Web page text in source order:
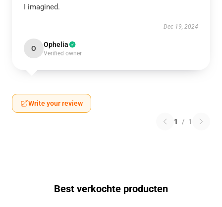
I imagined.
Dec 19, 2024
O Ophelia
Verified owner
Write your review
1 / 1
Best verkochte producten